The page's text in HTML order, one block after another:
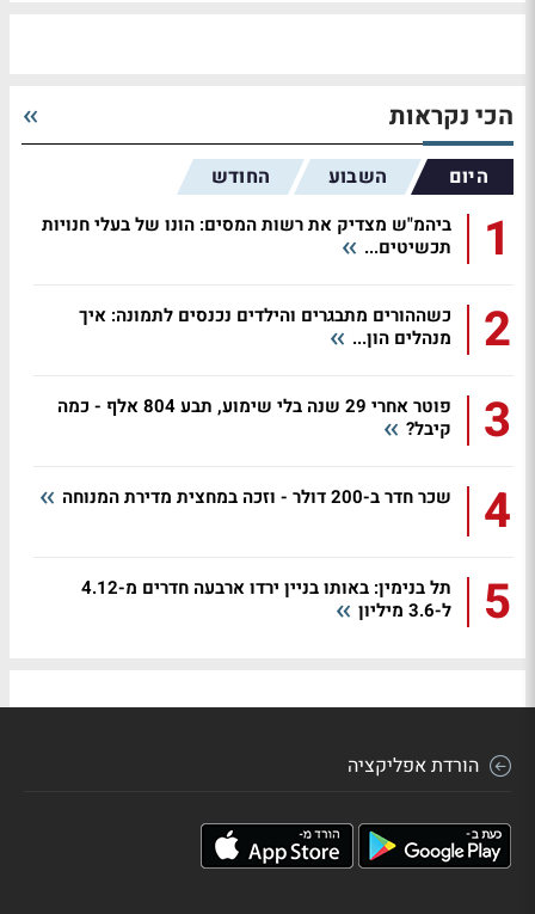
הכי נקראות
היום השבוע החודש
1
ביהמ"ש מצדיק את רשות המסים: הונו של בעלי חנויות
תכשיטים...
2
כשההורים מתבגרים והילדים נכנסים לתמונה: איך
מנהלים הון...
3
פוטר אחרי 29 שנה בלי שימוע, תבע 804 אלף - כמה
קיבל?
4 שכר חדר ב-200 דולר - וזכה במחצית מדירת המנוחה
5
תל בנימין: באותו בניין ירדו ארבעה חדרים מ-4.12
ל-3.6 מיליון
הורדת אפליקציה